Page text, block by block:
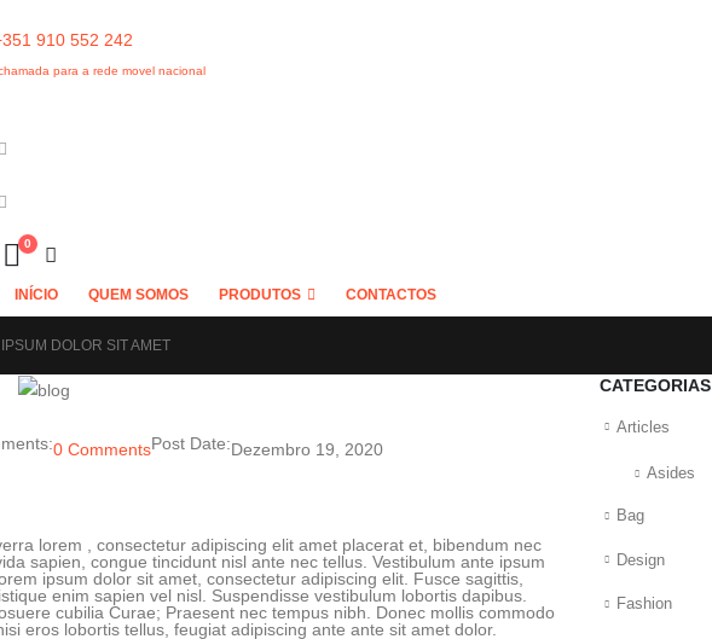
910 552 242
para a rede movel nacional
0
INÍCIO QUEM SOMOS PRODUTOS CONTACTOS
DOLOR SIT AMET
0 CommentsPost Date:Dezembro 19, 2020
lorem , consectetur adipiscing elit amet placerat et, bibendum nec
sapien, congue tincidunt nisl ante nec tellus. Vestibulum ante ipsum
ipsum dolor sit amet, consectetur adipiscing elit. Fusce sagittis,
enim sapien vel nisl. Suspendisse vestibulum lobortis dapibus.
cubilia Curae; Praesent nec tempus nibh. Donec mollis commodo
eros lobortis tellus, feugiat adipiscing ante ante sit amet dolor.
CATEGORIAS
Articles
Asides
Bag
Design
Fashion